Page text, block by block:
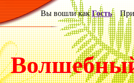
Вы вошли как Гость